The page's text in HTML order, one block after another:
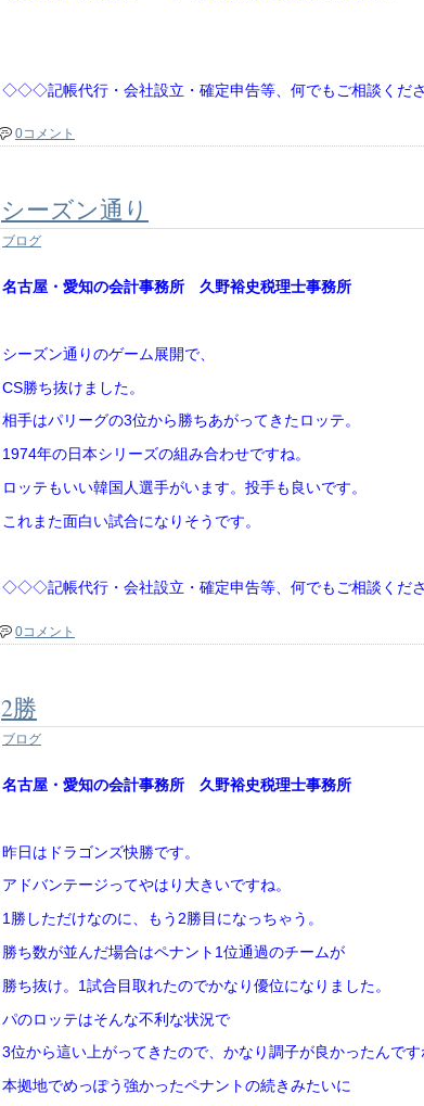
◇◇◇記帳代行・会社設立・確定申告等、何でもご相談く
0コメント
シーズン通り
ブログ
名古屋・愛知の会計事務所 久野裕史税理士事務所
シーズン通りのゲーム展開で、
CS勝ち抜けました。
相手はパリーグの3位から勝ちあがってきたロッテ。
1974年の日本シリーズの組み合わせですね。
ロッテもいい韓国人選手がいます。投手も良いです。
これまた面白い試合になりそうです。
◇◇◇記帳代行・会社設立・確定申告等、何でもご相談く
0コメント
2勝
ブログ
名古屋・愛知の会計事務所 久野裕史税理士事務所
昨日はドラゴンズ快勝です。
アドバンテージってやはり大きいですね。
1勝しただけなのに、もう2勝目になっちゃう。
勝ち数が並んだ場合はペナント1位通過のチームが
勝ち抜け。1試合目取れたのでかなり優位になりました。
パのロッテはそんな不利な状況で
3位から這い上がってきたので、かなり調子が良かったんです
本拠地でめっぽう強かったペナントの続きみたいに